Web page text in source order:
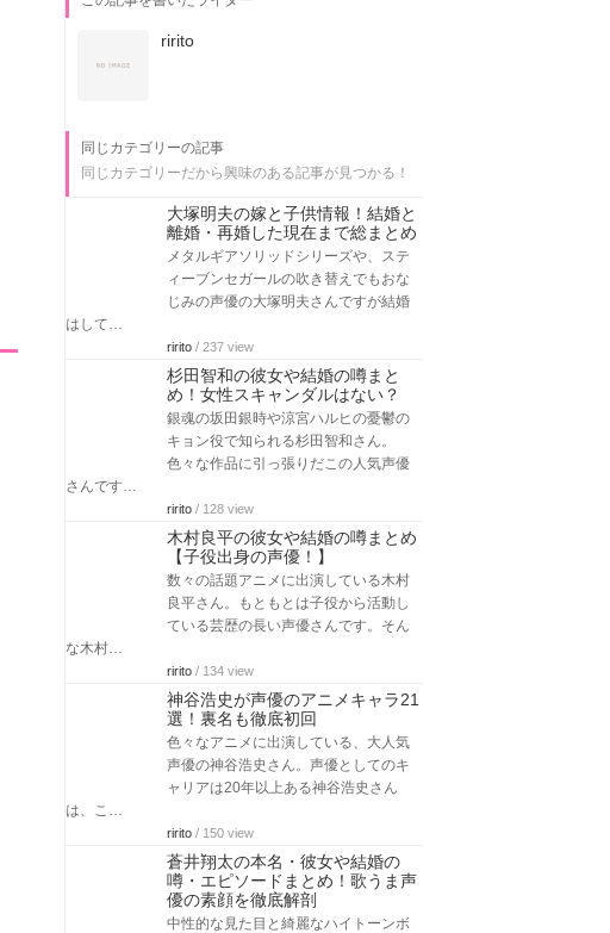
ririto
同じカテゴリーの記事
同じカテゴリーだから興味のある記事が見つかる！
大塚明夫の嫁と子供情報！結婚と
離婚・再婚した現在まで総まとめ
メタルギアソリッドシリーズや、ステ
ィーブンセガールの吹き替えでもおな
じみの声優の大塚明夫さんですが結婚
はして…
ririto / 237 view
杉田智和の彼女や結婚の噂まと
め！女性スキャンダルはない？
銀魂の坂田銀時や涼宮ハルヒの憂鬱の
キョン役で知られる杉田智和さん。
色々な作品に引っ張りだこの人気声優
さんです…
ririto / 128 view
木村良平の彼女や結婚の噂まとめ
【子役出身の声優！】
数々の話題アニメに出演している木村
良平さん。もともとは子役から活動し
ている芸歴の長い声優さんです。そん
な木村…
ririto / 134 view
神谷浩史が声優のアニメキャラ21
選！裏名も徹底初回
色々なアニメに出演している、大人気
声優の神谷浩史さん。声優としてのキ
ャリアは20年以上ある神谷浩史さん
は、こ…
ririto / 150 view
蒼井翔太の本名・彼女や結婚の
噂・エピソードまとめ！歌うま声
優の素顔を徹底解剖
中性的な見た目と綺麗なハイトーンボ